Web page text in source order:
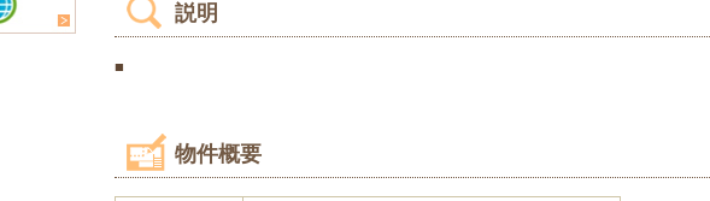
説明
■
物件概要